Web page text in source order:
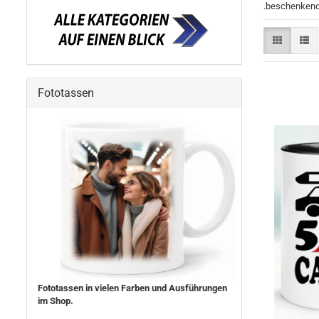
Fototassen
Fototassen in vielen Farben und Ausführungen
im Shop.